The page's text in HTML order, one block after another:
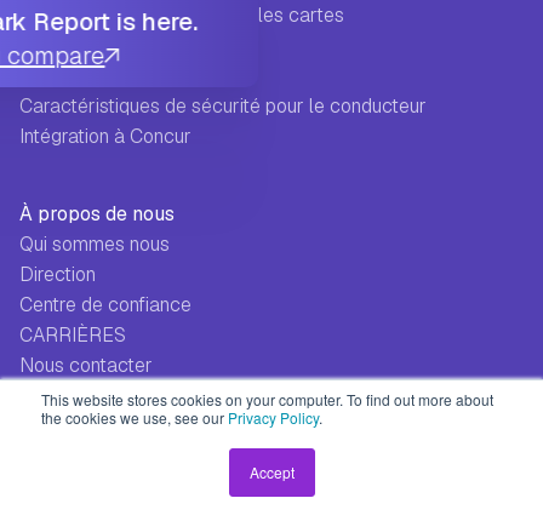
This website stores cookies on your computer. To find out more about
the cookies we use, see our Privacy Policy.
Accept
Intelligence de données sur les cartes
Vérification de conformité
Paiement direct
Caractéristiques de sécurité pour le conducteur
Intégration à Concur
À propos de nous
Qui sommes nous
Direction
Centre de confiance
CARRIÈRES
Nous contacter
Report is here.
compare